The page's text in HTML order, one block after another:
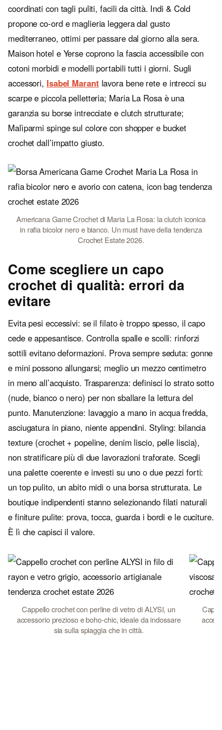
coordinati con tagli puliti, facili da città. Indi & Cold
propone co-ord e maglieria leggera dal gusto
mediterraneo, ottimi per passare dal giorno alla sera.
Maison hotel e Yerse coprono la fascia accessibile con
cotoni morbidi e modelli portabili tutti i giorni. Sugli
accessori, Isabel Marant lavora bene rete e intrecci su
scarpe e piccola pelletteria; Maria La Rosa è una
garanzia su borse intrecciate e clutch strutturate;
Malìparmi spinge sul colore con shopper e bucket
crochet dall’impatto giusto.
Americana Game Crochet di Maria La Rosa: la clutch iconica
in rafia bicolor nero e bianco. Un must have della tendenza
Crochet Estate 2026.
Come scegliere un capo
crochet di qualità: errori da
evitare
Evita pesi eccessivi: se il filato è troppo spesso, il capo
cede e appesantisce. Controlla spalle e scolli: rinforzi
sottili evitano deformazioni. Prova sempre seduta: gonne
e mini possono allungarsi; meglio un mezzo centimetro
in meno all’acquisto. Trasparenza: definisci lo strato sotto
(nude, bianco o nero) per non sballare la lettura del
punto. Manutenzione: lavaggio a mano in acqua fredda,
asciugatura in piano, niente appendini. Styling: bilancia
texture (crochet + popeline, denim liscio, pelle liscia),
non stratificare più di due lavorazioni traforate. Scegli
una palette coerente e investi su uno o due pezzi forti:
un top pulito, un abito midi o una borsa strutturata. Le
boutique indipendenti stanno selezionando filati naturali
e finiture pulite: prova, tocca, guarda i bordi e le cuciture.
È lì che capisci il valore.
Cappello crochet con perline di vetro di ALYSI, un
accessorio prezioso e boho-chic, ideale da indossare
sia sulla spiaggia che in città.